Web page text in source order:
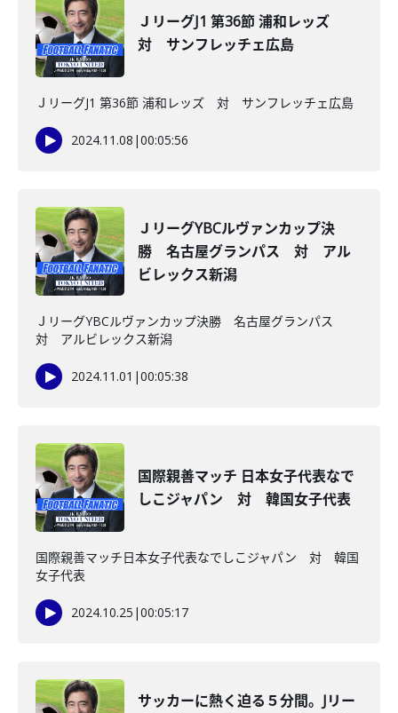
ＪリーグJ1 第36節 浦和レッズ
対 サンフレッチェ広島
ＪリーグJ1 第36節 浦和レッズ 対 サンフレッチェ広島
2024.11.08 |00:05:56
ＪリーグYBCルヴァンカップ決
勝 名古屋グランパス 対 アル
ビレックス新潟
ＪリーグYBCルヴァンカップ決勝 名古屋グランパス
対 アルビレックス新潟
2024.11.01 |00:05:38
国際親善マッチ 日本女子代表なで
しこジャパン 対 韓国女子代表
国際親善マッチ日本女子代表なでしこジャパン 対 韓国
女子代表
2024.10.25 |00:05:17
サッカーに熱く迫る５分間。Jリー